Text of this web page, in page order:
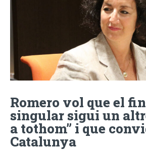
Romero vol que el
singular sigui un
a tothom” i que
Catalunya